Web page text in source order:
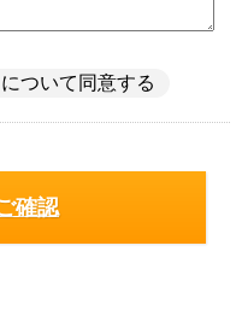
について同意する